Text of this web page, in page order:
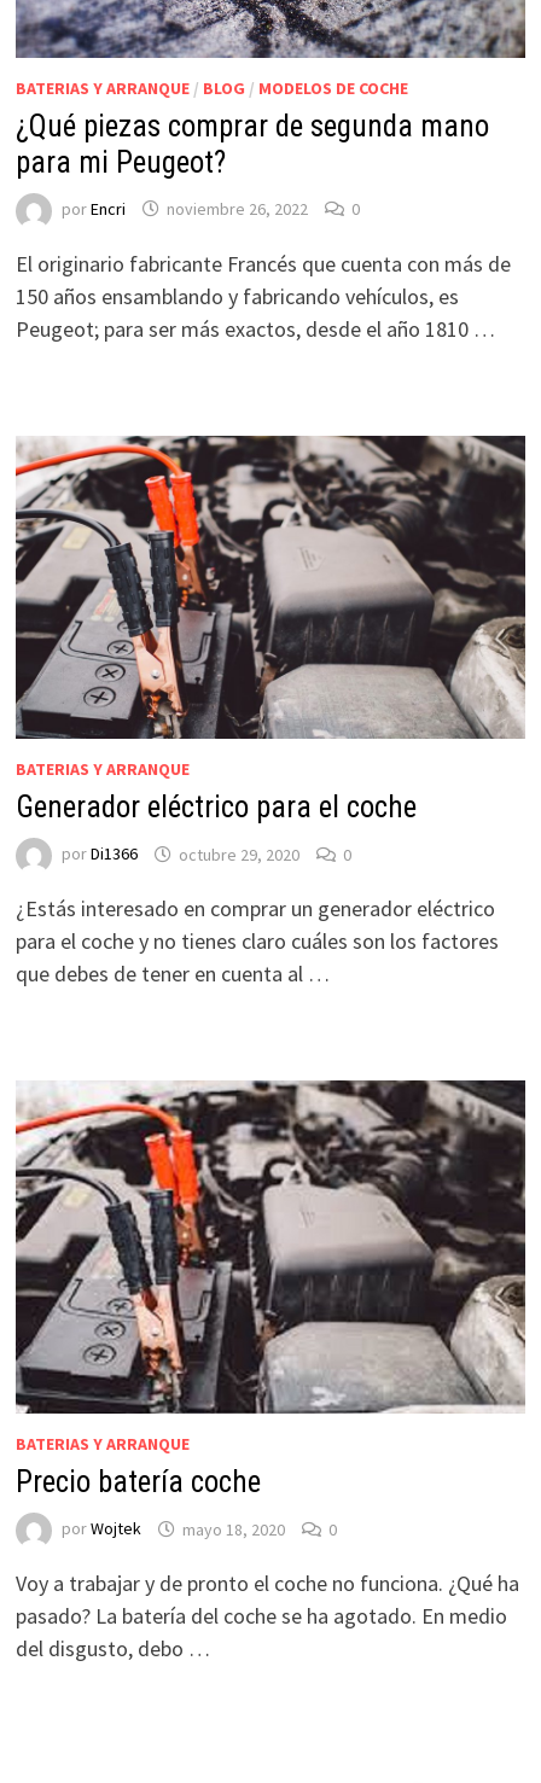
BATERIAS Y ARRANQUE/ BLOG / MODELOS DE COCHE
¿Qué piezas comprar de segunda mano
para mi Peugeot?
porEncri noviembre 26, 2022 0
El originario fabricante Francés que cuenta con más de
150 años ensamblando y fabricando vehículos, es
Peugeot; para ser más exactos, desde el año 1810 …
BATERIAS Y ARRANQUE
Generador eléctrico para el coche
porDi1366 octubre 29, 2020 0
¿Estás interesado en comprar un generador eléctrico
para el coche y no tienes claro cuáles son los factores
que debes de tener en cuenta al …
BATERIAS Y ARRANQUE
Precio batería coche
porWojtek mayo 18, 2020 0
Voy a trabajar y de pronto el coche no funciona. ¿Qué ha
pasado? La batería del coche se ha agotado. En medio
del disgusto, debo …